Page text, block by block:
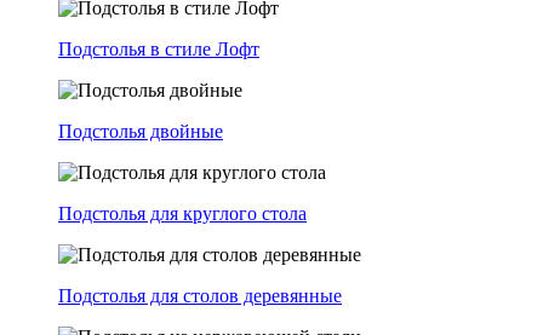
Подстолья в стиле Лофт
Подстолья двойные
Подстолья для круглого стола
Подстолья для столов деревянные